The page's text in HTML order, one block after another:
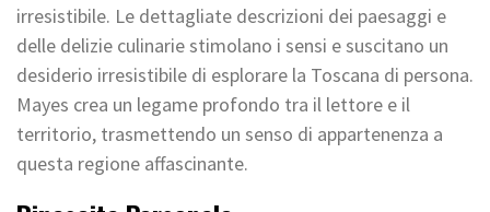
irresistibile. Le dettagliate descrizioni dei paesaggi e
delle delizie culinarie stimolano i sensi e suscitano un
desiderio irresistibile di esplorare la Toscana di persona.
Mayes crea un legame profondo tra il lettore e il
territorio, trasmettendo un senso di appartenenza a
questa regione affascinante.